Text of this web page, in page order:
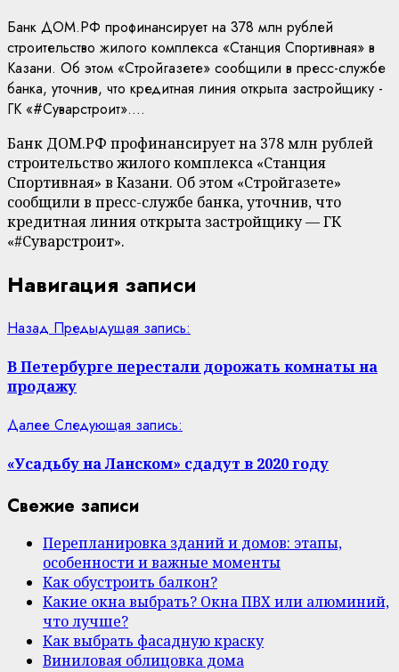
Банк ДОМ.РФ профинансирует на 378 млн рублей
строительство жилого комплекса «Станция Спортивная» в
Казани. Об этом «Стройгазете» сообщили в пресс-службе
банка, уточнив, что кредитная линия открыта застройщику -
ГК «#Суварстроит»....
Банк ДОМ.РФ профинансирует на 378 млн рублей
строительство жилого комплекса «Станция
Спортивная» в Казани. Об этом «Стройгазете»
сообщили в пресс-службе банка, уточнив, что
кредитная линия открыта застройщику — ГК
«#Суварстроит».
Навигация записи
Назад Предыдущая запись:
В Петербурге перестали дорожать комнаты на
продажу
Далее Следующая запись:
«Усадьбу на Ланском» сдадут в 2020 году
Свежие записи
Перепланировка зданий и домов: этапы,
особенности и важные моменты
Как обустроить балкон?
Какие окна выбрать? Окна ПВХ или алюминий,
что лучше?
Как выбрать фасадную краску
Виниловая облицовка дома